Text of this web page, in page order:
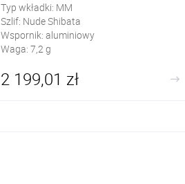
Typ wkładki: MM
Szlif: Nude Shibata
Wspornik: aluminiowy
Waga: 7,2 g
2 199,01 zł